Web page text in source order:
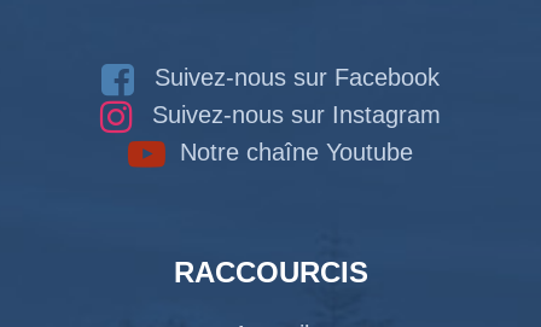
Suivez-nous sur Facebook
Suivez-nous sur Instagram
Notre chaîne Youtube
RACCOURCIS